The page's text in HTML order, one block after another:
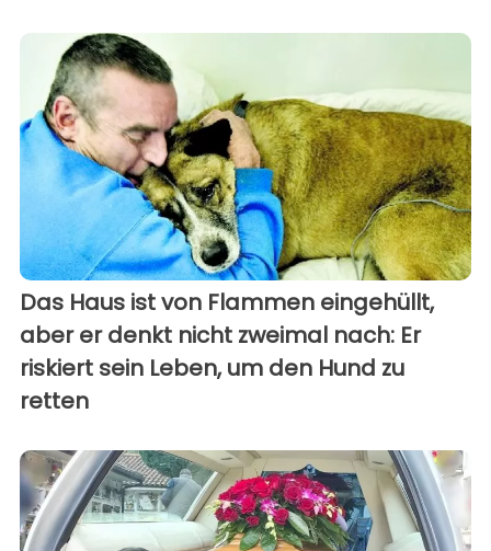
Das Haus ist von Flammen eingehüllt,
aber er denkt nicht zweimal nach: Er
riskiert sein Leben, um den Hund zu
retten